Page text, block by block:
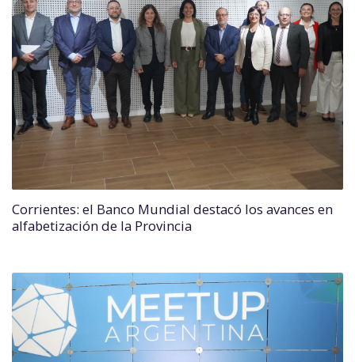
Corrientes: el Banco Mundial destacó los avances en
alfabetización de la Provincia